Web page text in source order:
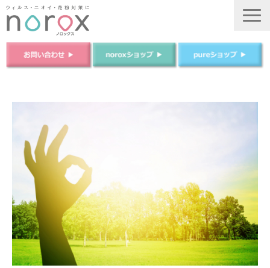
法人のお客様
ご購入はこちら
運営会社